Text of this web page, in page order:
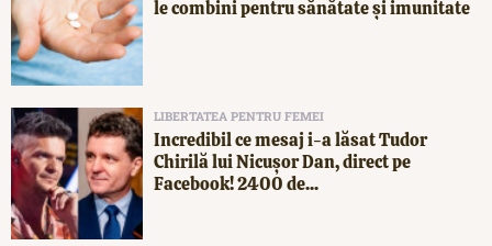
le combini pentru sănătate și imunitate
LIBERTATEA PENTRU FEMEI
Incredibil ce mesaj i-a lăsat Tudor
Chirilă lui Nicușor Dan, direct pe
Facebook! 2400 de...